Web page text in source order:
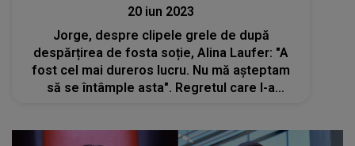
20 iun 2023
Jorge, despre clipele grele de după
despărțirea de fosta soție, Alina Laufer: "A
fost cel mai dureros lucru. Nu mă așteptam
să se întâmple asta". Regretul care l-a